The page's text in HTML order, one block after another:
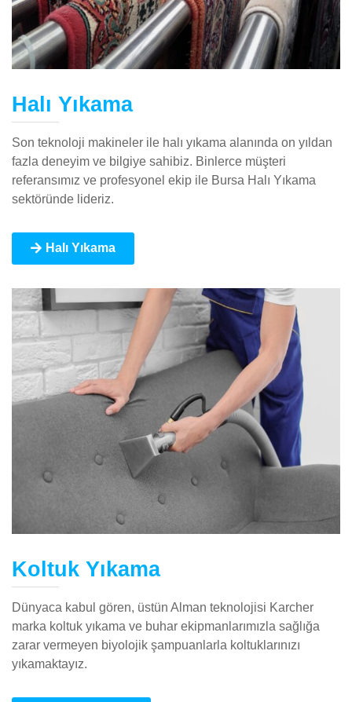
Halı Yıkama
Son teknoloji makineler ile halı yıkama alanında on yıldan
fazla deneyim ve bilgiye sahibiz. Binlerce müşteri
referansımız ve profesyonel ekip ile Bursa Halı Yıkama
sektöründe lideriz.
Halı Yıkama
Koltuk Yıkama
Dünyaca kabul gören, üstün Alman teknolojisi Karcher
marka koltuk yıkama ve buhar ekipmanlarımızla sağlığa
zarar vermeyen biyolojik şampuanlarla koltuklarınızı
yıkamaktayız.